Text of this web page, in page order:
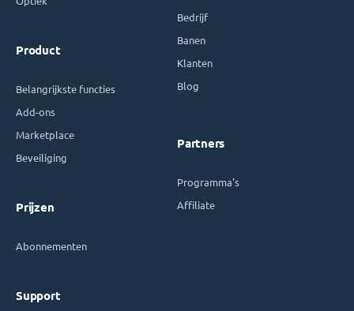
Product
Belangrijkste functies
Add-ons
Marketplace
Beveiliging
Prijzen
Abonnementen
Support
Bedrijf
Banen
Klanten
Blog
Partners
Programma's
Affiliate